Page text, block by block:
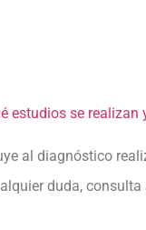
estudios se realizan
al diagnóstico
duda,